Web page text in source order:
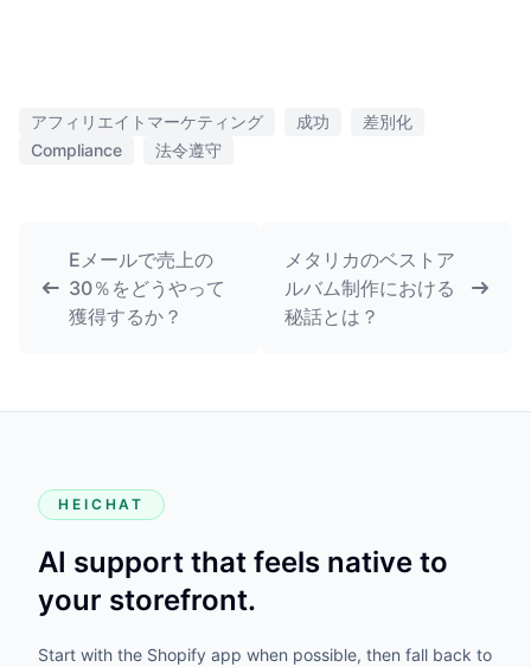
アフィリエイトマーケティング 成功
差別化
Compliance
法令遵守
Eメールで売上の
30％をどうやって
獲得するか？
メタリカのベストア
ルバム制作における
秘話とは？
HEICHAT
AI support that feels native to
your storefront.
Start with the Shopify app when possible, then fall back to